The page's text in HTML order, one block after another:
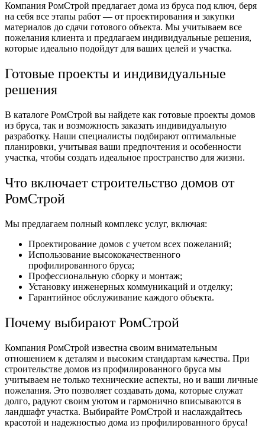
Компания РомСтрой предлагает дома из бруса под ключ, беря
на себя все этапы работ — от проектирования и закупки
материалов до сдачи готового объекта. Мы учитываем все
пожелания клиента и предлагаем индивидуальные решения,
которые идеально подойдут для ваших целей и участка.
Готовые проекты и индивидуальные
решения
В каталоге РомСтрой вы найдете как готовые проекты домов
из бруса, так и возможность заказать индивидуальную
разработку. Наши специалисты подбирают оптимальные
планировки, учитывая ваши предпочтения и особенности
участка, чтобы создать идеальное пространство для жизни.
Что включает строительство домов от
РомСтрой
Мы предлагаем полный комплекс услуг, включая:
Проектирование домов с учетом всех пожеланий;
Использование высококачественного
профилированного бруса;
Профессиональную сборку и монтаж;
Установку инженерных коммуникаций и отделку;
Гарантийное обслуживание каждого объекта.
Почему выбирают РомСтрой
Компания РомСтрой известна своим внимательным
отношением к деталям и высоким стандартам качества. При
строительстве домов из профилированного бруса мы
учитываем не только технические аспекты, но и ваши личные
пожелания. Это позволяет создавать дома, которые служат
долго, радуют своим уютом и гармонично вписываются в
ландшафт участка. Выбирайте РомСтрой и наслаждайтесь
красотой и надежностью дома из профилированного бруса!